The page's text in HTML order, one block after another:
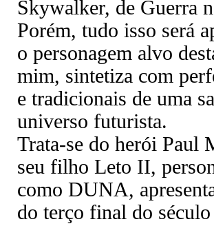
Skywalker, de Guerra
Porém, tudo isso será
o personagem alvo
mim, sintetiza com
e tradicionais de uma
universo futurista.
Trata-se do herói Paul
seu filho Leto II,
como DUNA,
do terço final do